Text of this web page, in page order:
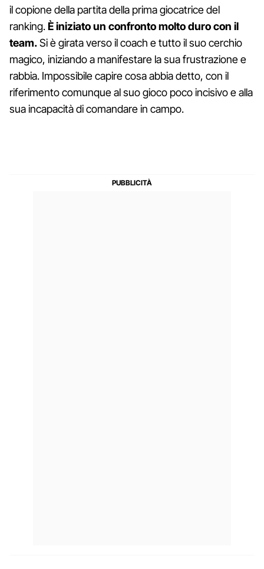
il copione della partita della prima giocatrice del
ranking.È iniziato un confronto molto duro con il
team.Si è girata verso il coach e tutto il suo cerchio
magico, iniziando a manifestare la sua frustrazione e
rabbia. Impossibile capire cosa abbia detto, con il
riferimento comunque al suo gioco poco incisivo e alla
sua incapacità di comandare in campo.